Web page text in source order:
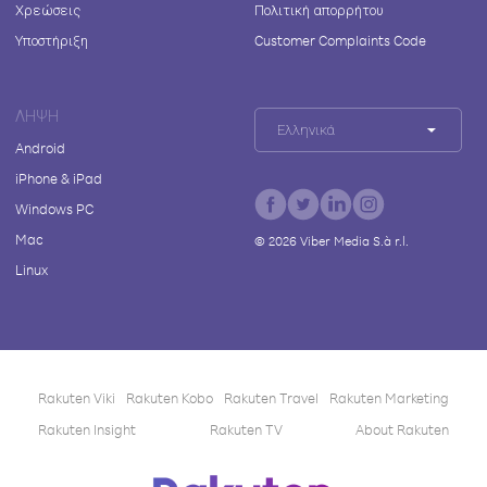
Χρεώσεις
Υποστήριξη
Πολιτική απορρήτου
Customer Complaints Code
ΛΉΨΗ
Android
iPhone & iPad
Windows PC
Mac
Linux
Ελληνικά
© 2026Viber Media S.à r.l.
Rakuten Viki Rakuten Kobo Rakuten Travel
Rakuten Marketing
Rakuten Insight
Rakuten TV About Rakuten